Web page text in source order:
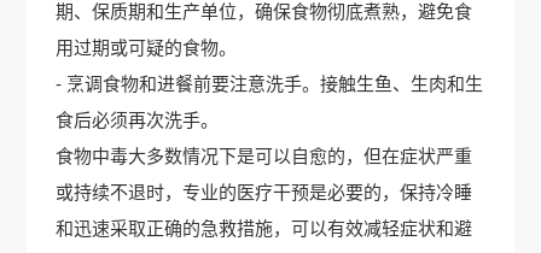
期、保质期和生产单位，确保食物彻底煮熟，避免食
用过期或可疑的食物。
- 烹调食物和进餐前要注意洗手。接触生鱼、生肉和生
食后必须再次洗手。
食物中毒大多数情况下是可以自愈的，但在症状严重
或持续不退时，专业的医疗干预是必要的，保持冷睡
和迅速采取正确的急救措施，可以有效减轻症状和避